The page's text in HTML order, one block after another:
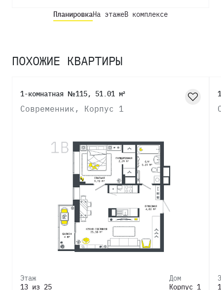
ПланировкаНа этажеВ комплексе
ПОХОЖИЕ КВАРТИРЫ
1-комнатная №115, 51.01 м²
Современник, Корпус 1
Этаж
13 из 25
Дом
Корпус 1